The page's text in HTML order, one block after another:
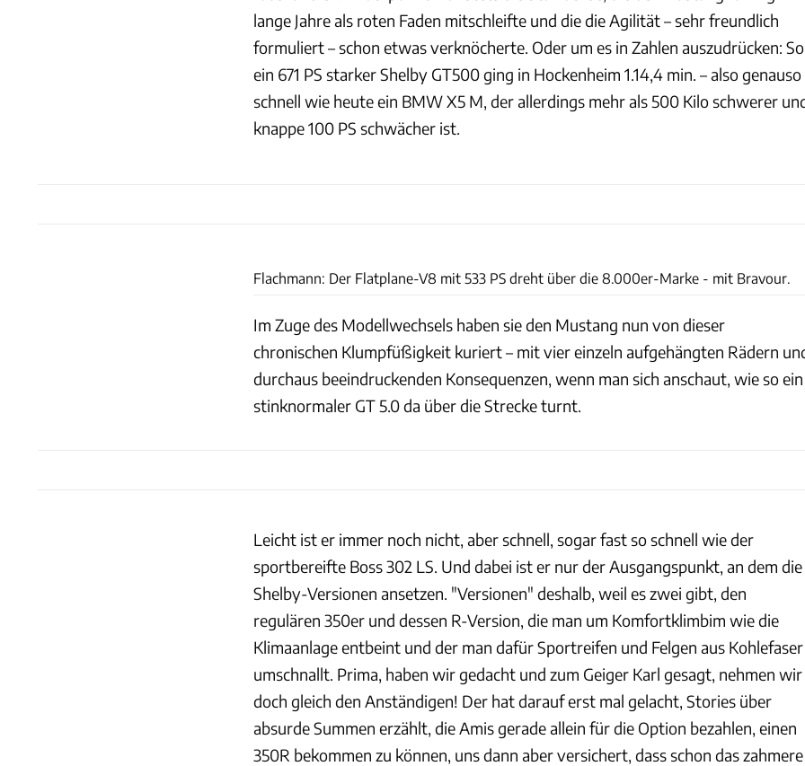
lange Jahre als roten Faden mitschleifte und die die Agilität – sehr freundlich
formuliert – schon etwas verknöcherte. Oder um es in Zahlen auszudrücken: So
ein 671 PS starker Shelby GT500 ging in Hockenheim 1.14,4 min. – also genauso
schnell wie heute ein BMW X5 M, der allerdings mehr als 500 Kilo schwerer
knappe 100 PS schwächer ist.
Flachmann: Der Flatplane-V8 mit 533 PS dreht über die 8.000er-Marke - mit Bravour.
Im Zuge des Modellwechsels haben sie den Mustang nun von dieser
chronischen Klumpfüßigkeit kuriert – mit vier einzeln aufgehängten Rädern
durchaus beeindruckenden Konsequenzen, wenn man sich anschaut, wie so ein
stinknormaler GT 5.0 da über die Strecke turnt.
Leicht ist er immer noch nicht, aber schnell, sogar fast so schnell wie der
sportbereifte Boss 302 LS. Und dabei ist er nur der Ausgangspunkt, an dem die
Shelby-Versionen ansetzen. "Versionen" deshalb, weil es zwei gibt, den
regulären 350er und dessen R-Version, die man um Komfortklimbim wie die
Klimaanlage entbeint und der man dafür Sportreifen und Felgen aus Kohlefaser
umschnallt. Prima, haben wir gedacht und zum Geiger Karl gesagt, nehmen wir
doch gleich den Anständigen! Der hat darauf erst mal gelacht, Stories über
absurde Summen erzählt, die Amis gerade allein für die Option bezahlen, einen
350R bekommen zu können, uns dann aber versichert, dass schon das zahmere